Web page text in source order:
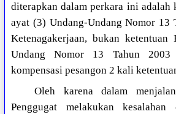
diterapkan dalam perkara ini adalah
ayat (3) Undang-Undang Nomor 13
Ketenagakerjaan, bukan ketentuan
Undang Nomor 13 Tahun 2003
kompensasi pesangon 2 kali
Oleh karena dalam
Penggugat melakukan kesalahan